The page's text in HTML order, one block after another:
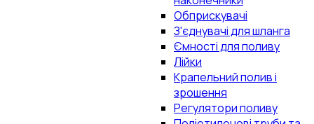
Обприскувачі
З'єднувачі для шланга
Ємності для поливу
Лійки
Крапельний полив і
зрошення
Регулятори поливу